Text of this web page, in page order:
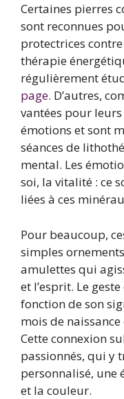
Certaines pierres
sont reconnues
protectrices
thérapie
régulièrement
page. D’autres,
vantées pour
émotions et sont
séances de
mental. Les
soi, la vitalité : ce
liées à ces
Pour beaucoup,
simples
amulettes qui
et l’esprit. Le
fonction de son
mois de
Cette connexion
passionnés, qui y
personnalisé, une
et la couleur.